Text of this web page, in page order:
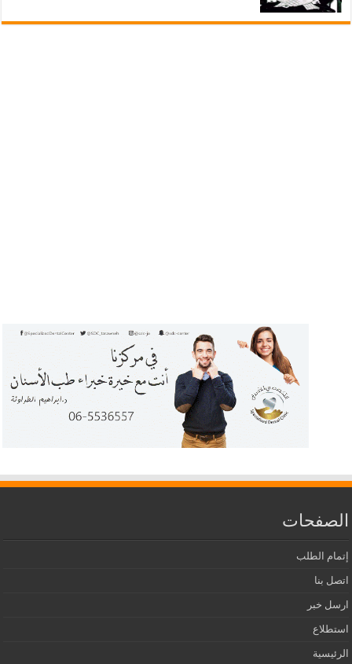
الصفحات
إتمام الطلب
اتصل بنا
ارسل خبر
استطلاع
الرئيسية